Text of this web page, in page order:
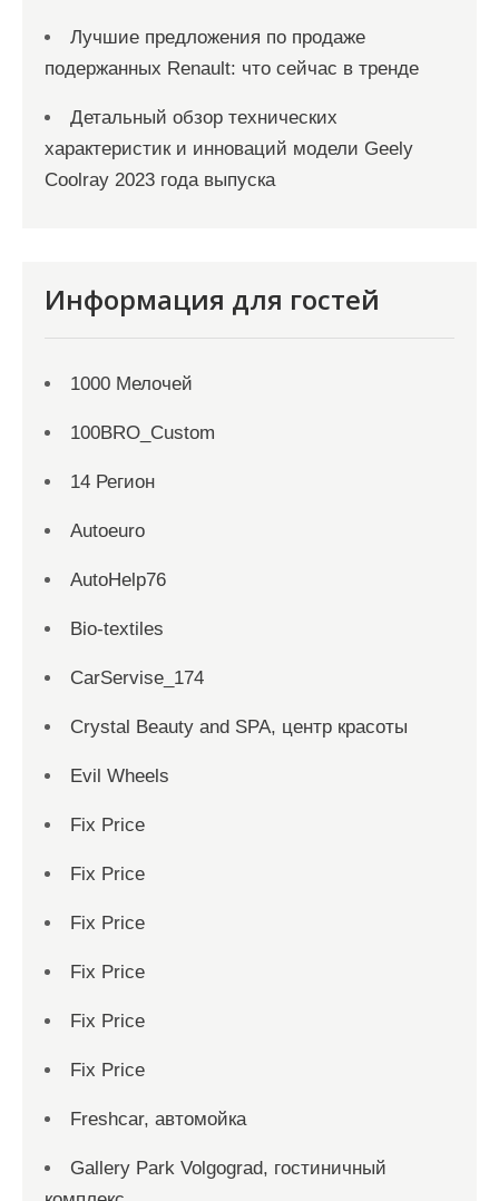
Лучшие предложения по продаже
подержанных Renault: что сейчас в тренде
Детальный обзор технических
характеристик и инноваций модели Geely
Coolray 2023 года выпуска
Информация для гостей
1000 Мелочей
100BRO_Custom
14 Регион
Autoeuro
AutoHelp76
Bio-textiles
CarServise_174
Crystal Beauty and SPA, центр красоты
Evil Wheels
Fix Price
Fix Price
Fix Price
Fix Price
Fix Price
Fix Price
Freshcar, автомойка
Gallery Park Volgograd, гостиничный